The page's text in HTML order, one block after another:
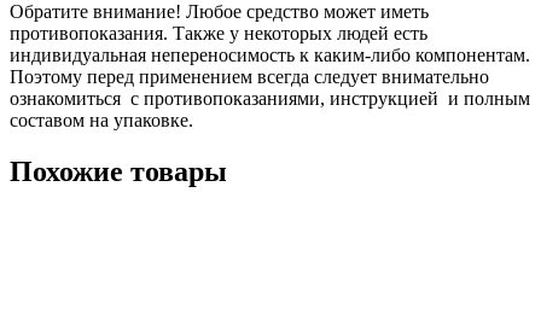
Обратите внимание! Любое средство может иметь
противопоказания. Также у некоторых людей есть
индивидуальная непереносимость к каким-либо компонентам.
Поэтому перед применением всегда следует внимательно
ознакомиться с противопоказаниями, инструкцией и полным
составом на упаковке.
Похожие товары